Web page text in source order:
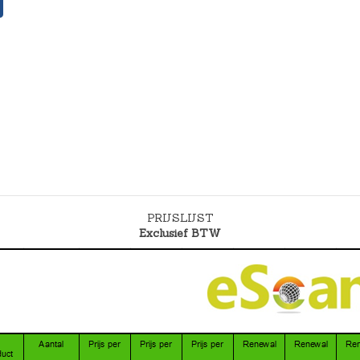
PRIJSLIJST
Exclusief BTW